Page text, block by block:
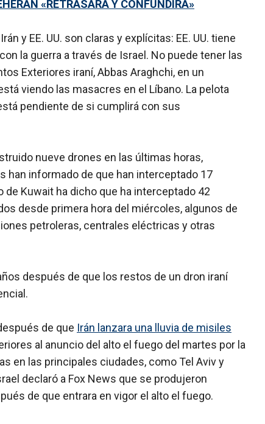
«RETRASARÁ Y CONFUNDIRÁ»
y EE. UU. son claras y explícitas: EE. UU. tiene
la guerra a través de Israel. No puede tener las
Exteriores iraní, Abbas Araghchi, en un
viendo las masacres en el Líbano. La pelota
pendiente de si cumplirá con sus
nueve drones en las últimas horas,
han informado de que han interceptado 17
Kuwait ha dicho que ha interceptado 42
desde primera hora del miércoles, algunos de
petroleras, centrales eléctricas y otras
después de que los restos de un dron iraní
de que Irán lanzara una lluvia de misiles
al anuncio del alto el fuego del martes por la
en las principales ciudades, como Tel Aviv y
declaró a Fox News que se produjeron
de que entrara en vigor el alto el fuego.